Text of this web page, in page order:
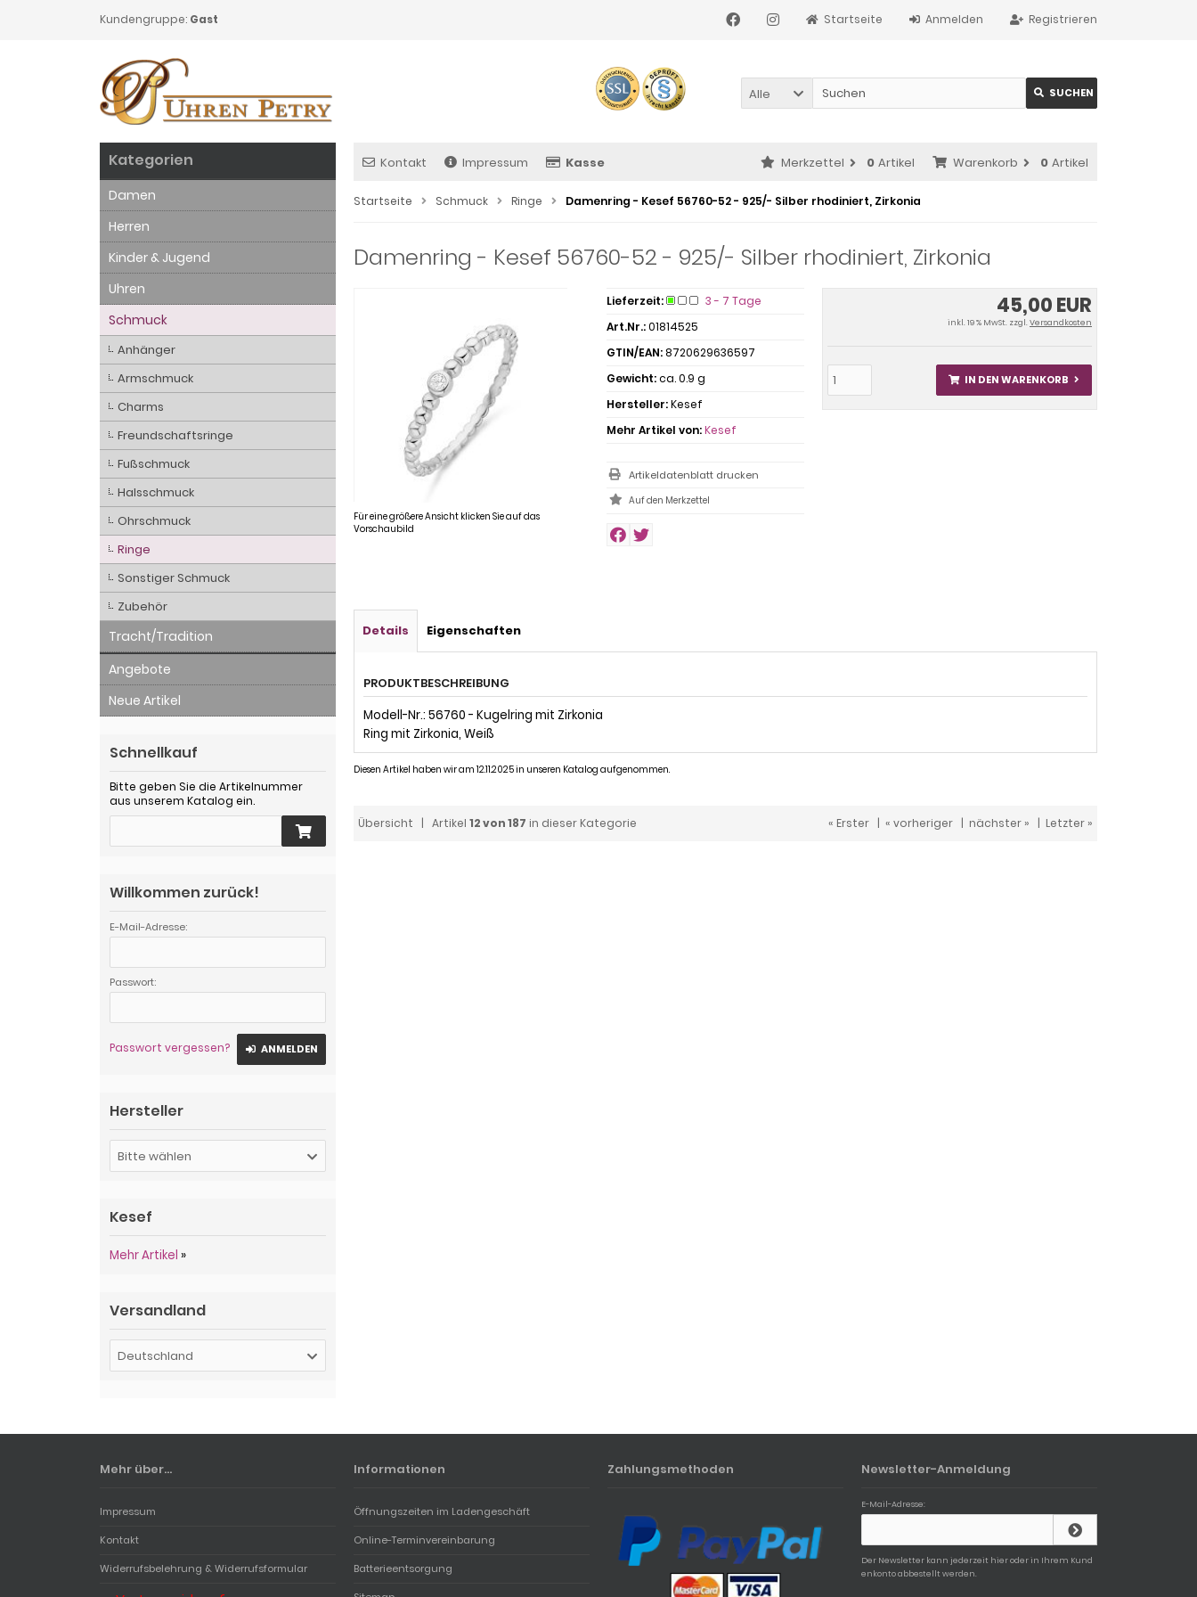
Kundengruppe: Gast Registrieren
Anmelden
Startseite
Alle SUCHEN
Kontakt Impressum Kasse Warenkorb 0 Artikel
Merkzettel 0 Artikel
Startseite Schmuck Ringe Damenring - Kesef 56760-52 - 925/- Silber rhodiniert, Zirkonia
Damenring - Kesef 56760-52 - 925/- Silber rhodiniert, Zirkonia
Für eine größere Ansicht klicken Sie auf das
Vorschaubild
45,00 EUR
inkl. 19 % MwSt. zzgl.Versandkosten
IN DEN WARENKORB
Lieferzeit:
3 - 7 Tage
Art.Nr.:01814525
GTIN/EAN:8720629636597
Gewicht:ca. 0.9 g
Hersteller:Kesef
Mehr Artikel von:Kesef
Artikeldatenblatt drucken
Details Eigenschaften
PRODUKTBESCHREIBUNG
Modell-Nr.: 56760 - Kugelring mit Zirkonia
Ring mit Zirkonia, Weiß
Diesen Artikel haben wir am 12.11.2025 in unseren Katalog aufgenommen.
Übersicht | Artikel 12 von 187 in dieser Kategorie « Erster | « vorheriger | nächster » | Letzter »
Kategorien
Damen
Herren
Kinder & Jugend
Uhren
Schmuck
Anhänger
Armschmuck
Charms
Freundschaftsringe
Fußschmuck
Halsschmuck
Ohrschmuck
Ringe
Sonstiger Schmuck
Zubehör
Tracht/Tradition
Angebote
Neue Artikel
Schnellkauf
Bitte geben Sie die Artikelnummer
aus unserem Katalog ein.
Willkommen zurück!
E-Mail-Adresse:
Passwort:
Passwort vergessen? ANMELDEN
Hersteller
Bitte wählen
Kesef
Mehr Artikel »
Versandland
Deutschland
Mehr über...
Impressum
Kontakt
Widerrufsbelehrung & Widerrufsformular
Informationen
Öffnungszeiten im Ladengeschäft
Online-Terminvereinbarung
Batterieentsorgung
Zahlungsmethoden Newsletter-Anmeldung
E-Mail-Adresse:
Der Newsletter kann jederzeit hier oder in Ihrem Kund
enkonto abbestellt werden.